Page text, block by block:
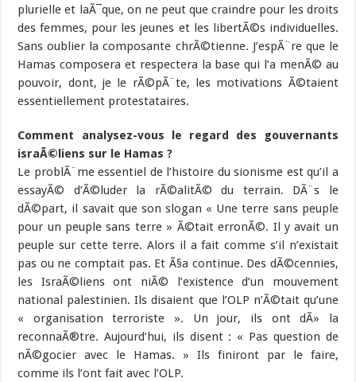
plurielle et laÃ¯que, on ne peut que craindre pour les droits
des femmes, pour les jeunes et les libertÃ©s individuelles.
Sans oublier la composante chrÃ©tienne. J’espÃ¨re que le
Hamas composera et respectera la base qui l’a menÃ© au
pouvoir, dont, je le rÃ©pÃ¨te, les motivations Ã©taient
essentiellement protestataires.
Comment analysez-vous le regard des gouvernants
israÃ©liens sur le Hamas ?
Le problÃ¨me essentiel de l’histoire du sionisme est qu’il a
essayÃ© d’Ã©luder la rÃ©alitÃ© du terrain. DÃ¨s le
dÃ©part, il savait que son slogan « Une terre sans peuple
pour un peuple sans terre » Ã©tait erronÃ©. Il y avait un
peuple sur cette terre. Alors il a fait comme s’il n’existait
pas ou ne comptait pas. Et Ã§a continue. Des dÃ©cennies,
les IsraÃ©liens ont niÃ© l’existence d’un mouvement
national palestinien. Ils disaient que l’OLP n’Ã©tait qu’une
« organisation terroriste ». Un jour, ils ont dÃ» la
reconnaÃ®tre. Aujourd’hui, ils disent : « Pas question de
nÃ©gocier avec le Hamas. » Ils finiront par le faire,
comme ils l’ont fait avec l’OLP.